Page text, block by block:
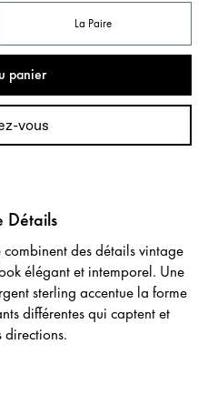
La Paire
panier
vous
Détails
des détails vintage
élégant et intemporel. Une
sterling accentue la forme
différentes qui captent et
directions.